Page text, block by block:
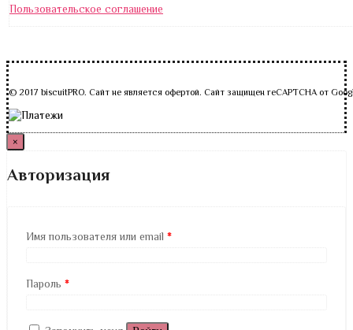
Пользовательское соглашение
© 2017 biscuitPRO. Сайт не является офертой. Сайт защищен reCAPTCHA от
×
Авторизация
Имя пользователя или email *
Пароль *